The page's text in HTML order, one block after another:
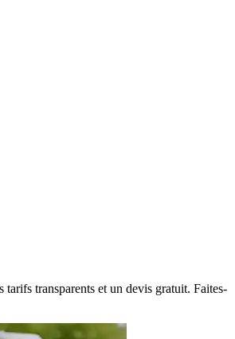
transparents et un devis gratuit. Faites-